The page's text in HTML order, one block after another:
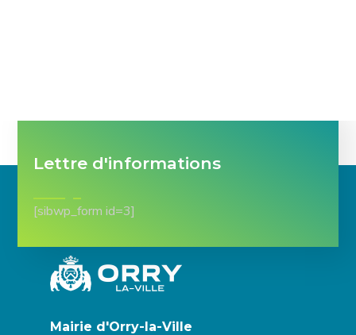
Lettre d'informations
[sibwp_form id=3]
Mairie d'Orry-la-Ville